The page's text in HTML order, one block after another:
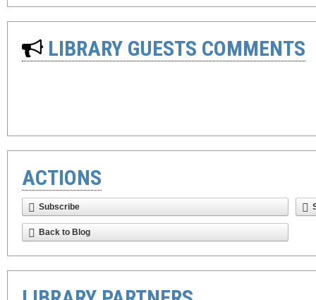
LIBRARY GUESTS COMMENTS
ACTIONS
Subscribe
Back to Blog